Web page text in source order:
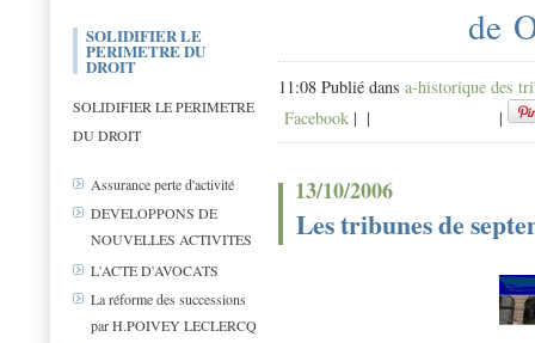
SOLIDIFIER LE
PERIMETRE DU
DROIT
SOLIDIFIER LE PERIMETRE
DU DROIT
Assurance perte d'activité
DEVELOPPONS DE
NOUVELLES ACTIVITES
L'ACTE D'AVOCATS
La réforme des successions
par H.POIVEY LECLERCQ
de
11:08 Publié dans a-historique des
Facebook | | |
13/10/2006
Les tribunes de